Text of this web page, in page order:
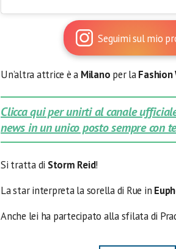
Seguimi sul mio
Un’altra attrice è a Milano per laFashion
Clicca qui per unirti al canale
news in un unico posto sempre con
Si tratta di Storm Reid!
La star interpreta la sorella di Rue in
Anche lei ha partecipato alla sfilata di